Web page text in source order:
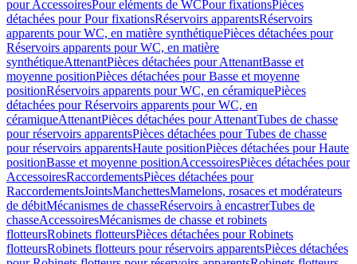
pour AccessoiresPour eléments de WCPour fixationsPièces
détachées pour Pour fixationsRéservoirs apparentsRéservoirs
apparents pour WC, en matière synthétiquePièces détachées pour
Réservoirs apparents pour WC, en matière
synthétiqueAttenantPièces détachées pour AttenantBasse et
moyenne positionPièces détachées pour Basse et moyenne
positionRéservoirs apparents pour WC, en céramiquePièces
détachées pour Réservoirs apparents pour WC, en
céramiqueAttenantPièces détachées pour AttenantTubes de chasse
pour réservoirs apparentsPièces détachées pour Tubes de chasse
pour réservoirs apparentsHaute positionPièces détachées pour Haute
positionBasse et moyenne positionAccessoiresPièces détachées pour
AccessoiresRaccordementsPièces détachées pour
RaccordementsJointsManchettesMamelons, rosaces et modérateurs
de débitMécanismes de chasseRéservoirs à encastrerTubes de
chasseAccessoiresMécanismes de chasse et robinets
flotteursRobinets flotteursPièces détachées pour Robinets
flotteursRobinets flotteurs pour réservoirs apparentsPièces détachées